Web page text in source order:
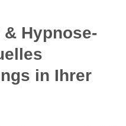
Hypnose-
in Ihrer